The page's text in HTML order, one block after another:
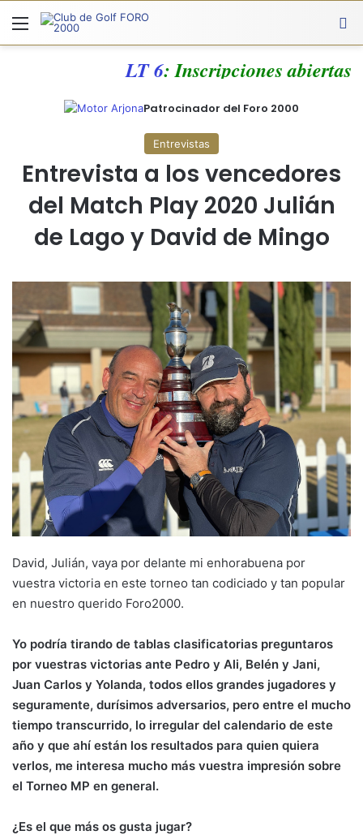
Menú
LT 6: Inscripciones abiertas
Patrocinador del Foro 2000
Entrevistas
Entrevista a los vencedores
del Match Play 2020 Julián
de Lago y David de Mingo
David, Julián, vaya por delante mi enhorabuena por
vuestra victoria en este torneo tan codiciado y tan popular
en nuestro querido Foro2000.
Yo podría tirando de tablas clasificatorias preguntaros
por vuestras victorias ante Pedro y Ali, Belén y Jani,
Juan Carlos y Yolanda, todos ellos grandes jugadores y
seguramente, durísimos adversarios, pero entre el mucho
tiempo transcurrido, lo irregular del calendario de este
año y que ahí están los resultados para quien quiera
verlos, me interesa mucho más vuestra impresión sobre
el Torneo MP en general.
¿Es el que más os gusta jugar?